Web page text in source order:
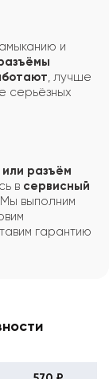
и
, лучше
серьёзных
разъём
в сервисный
выполним
гарантию